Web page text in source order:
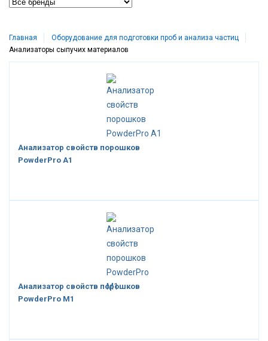
Главная
Оборудование для подготовки проб и анализа частиц
Анализаторы сыпучих материалов
Анализатор свойств порошков
PowderPro A1
Анализатор свойств порошков
PowderPro M1